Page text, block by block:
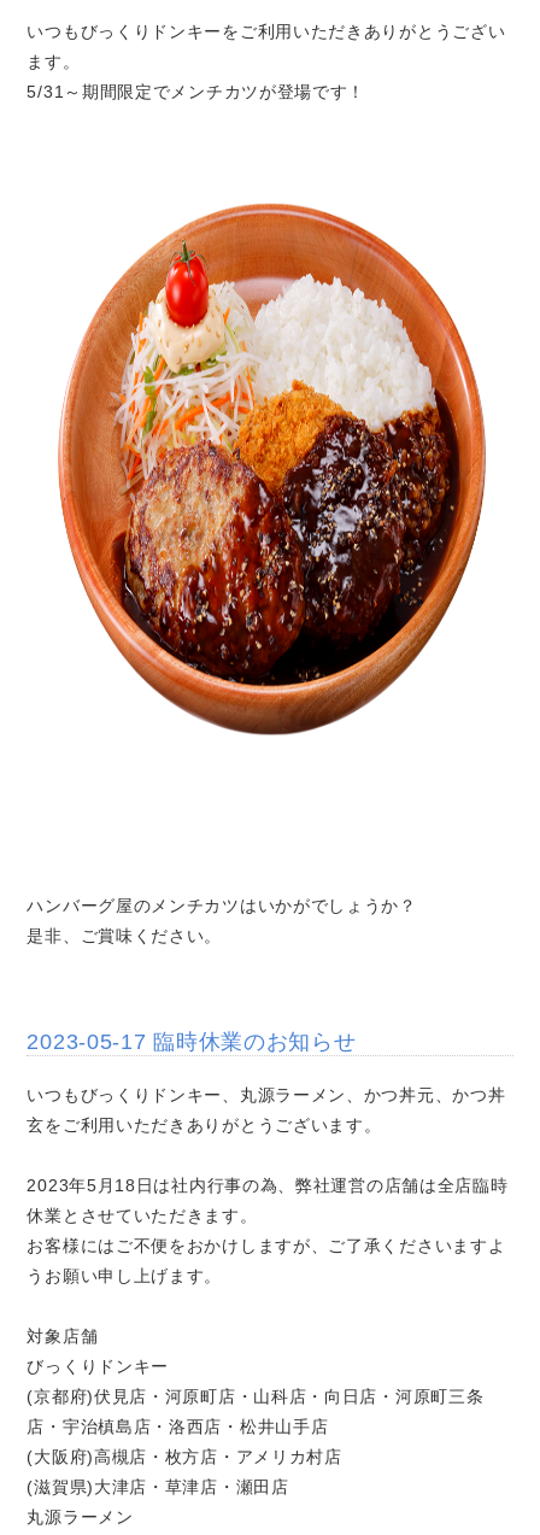
いつもびっくりドンキーをご利用いただきありがとうござい
ます。
5/31～期間限定でメンチカツが登場です！
ハンバーグ屋のメンチカツはいかがでしょうか？
是非、ご賞味ください。
2023-05-17 臨時休業のお知らせ
いつもびっくりドンキー、丸源ラーメン、かつ丼元、かつ丼
玄をご利用いただきありがとうございます。
2023年5月18日は社内行事の為、弊社運営の店舗は全店臨時
休業とさせていただきます。
お客様にはご不便をおかけしますが、ご了承くださいますよ
うお願い申し上げます。
対象店舗
びっくりドンキー
(京都府)伏見店・河原町店・山科店・向日店・河原町三条
店・宇治槙島店・洛西店・松井山手店
(大阪府)高槻店・枚方店・アメリカ村店
(滋賀県)大津店・草津店・瀬田店
丸源ラーメン